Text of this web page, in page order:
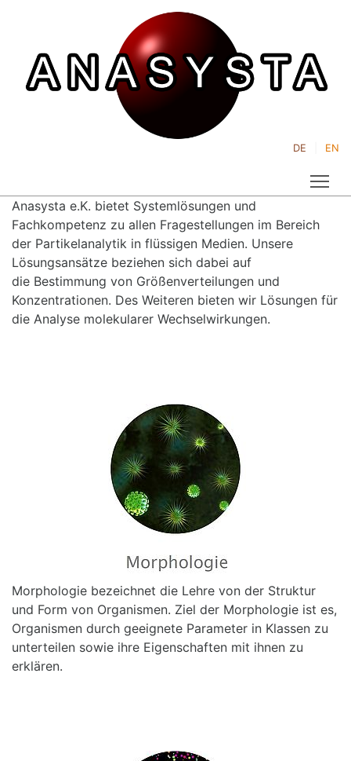
DE EN
Anasysta e.K. bietet Systemlösungen und
Fachkompetenz zu allen Fragestellungen im Bereich
der Partikelanalytik in flüssigen Medien. Unsere
Lösungsansätze beziehen sich dabei auf
die Bestimmung von Größenverteilungen und
Konzentrationen. Des Weiteren bieten wir Lösungen für
die Analyse molekularer Wechselwirkungen.
Morphologie bezeichnet die Lehre von der Struktur
und Form von Organismen. Ziel der Morphologie ist es,
Organismen durch geeignete Parameter in Klassen zu
unterteilen sowie ihre Eigenschaften mit ihnen zu
erklären.